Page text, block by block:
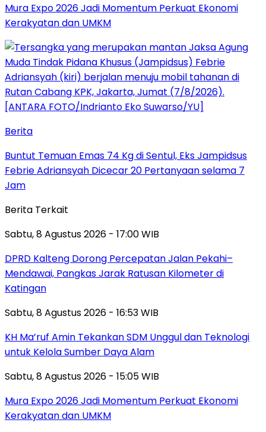
Mura Expo 2026 Jadi Momentum Perkuat Ekonomi
Kerakyatan dan UMKM
Berita
Buntut Temuan Emas 74 Kg di Sentul, Eks Jampidsus
Febrie Adriansyah Dicecar 20 Pertanyaan selama 7
Jam
Berita Terkait
Sabtu, 8 Agustus 2026 - 17:00 WIB
DPRD Kalteng Dorong Percepatan Jalan Pekahi–
Mendawai, Pangkas Jarak Ratusan Kilometer di
Katingan
Sabtu, 8 Agustus 2026 - 16:53 WIB
KH Ma’ruf Amin Tekankan SDM Unggul dan Teknologi
untuk Kelola Sumber Daya Alam
Sabtu, 8 Agustus 2026 - 15:05 WIB
Mura Expo 2026 Jadi Momentum Perkuat Ekonomi
Kerakyatan dan UMKM